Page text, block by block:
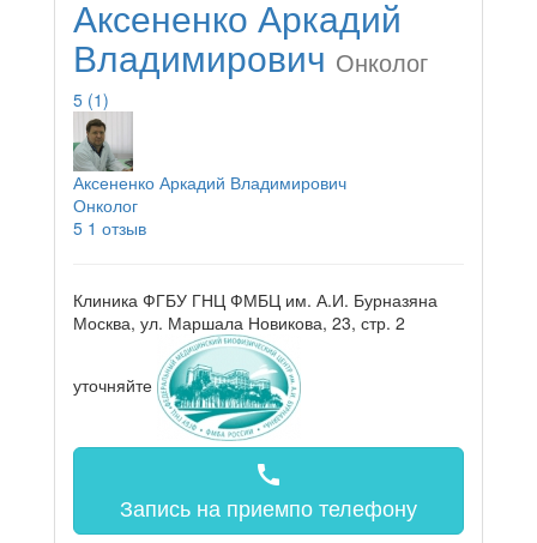
Аксененко Аркадий
Владимирович Онколог
5 (1)
Аксененко Аркадий Владимирович
Онколог
5 1 отзыв
Клиника ФГБУ ГНЦ ФМБЦ им. А.И. Бурназяна
Москва, ул. Маршала Новикова, 23, стр. 2
уточняйте
call
Запись на приемпо телефону